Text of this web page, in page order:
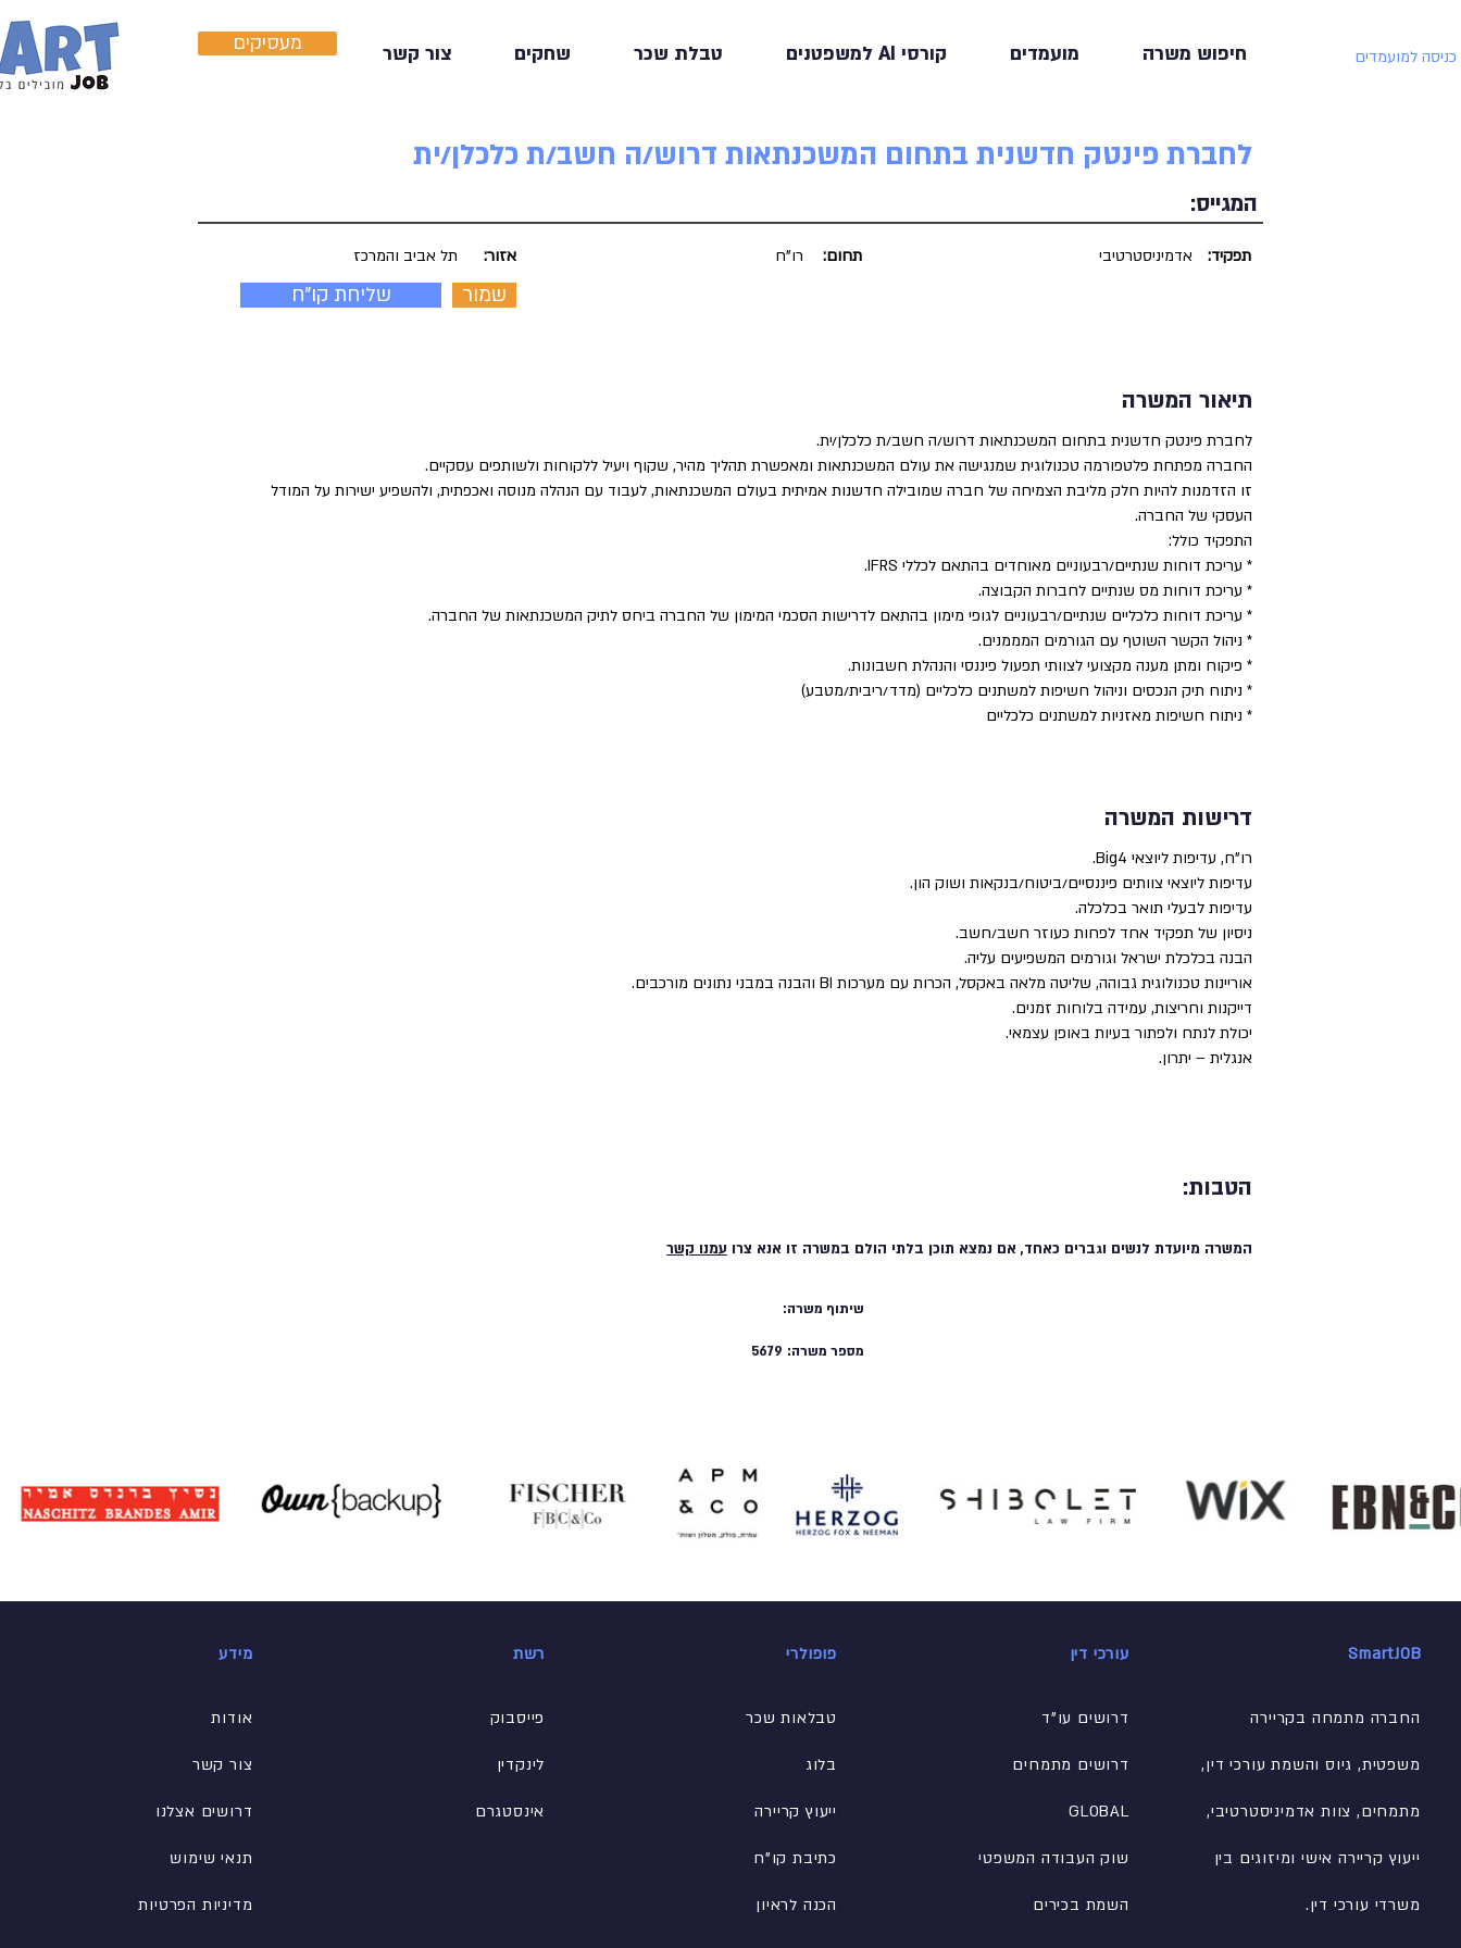
מעסיקים חיפוש משרה מועמדים קורסי AI למשפטנים טבלת שכר שחקים צור קשר כניסה למועמדים
לחברת פינטק חדשנית בתחום המשכנתאות דרוש/ה חשב/ת כלכלן/ית
המגייס:
תל אביב והמרכז אזור:
שליחת קו"ח שמור
רו"ח תחום: אדמיניסטרטיבי תפקיד:
תיאור המשרה
לחברת פינטק חדשנית בתחום המשכנתאות דרוש/ה חשב/ת כלכלן/ית.
החברה מפתחת פלטפורמה טכנולוגית שמנגישה את עולם המשכנתאות ומאפשרת תהליך מהיר, שקוף ויעיל ללקוחות ולשותפים עסקיים.
זו הזדמנות להיות חלק מליבת הצמיחה של חברה שמובילה חדשנות אמיתית בעולם המשכנתאות, לעבוד עם הנהלה מנוסה ואכפתית, ולהשפיע ישירות על המודל
העסקי של החברה.
התפקיד כולל:
* עריכת דוחות שנתיים/רבעוניים מאוחדים בהתאם לכללי IFRS.
* עריכת דוחות מס שנתיים לחברות הקבוצה.
* עריכת דוחות כלכליים שנתיים/רבעוניים לגופי מימון בהתאם לדרישות הסכמי המימון של החברה ביחס לתיק המשכנתאות של החברה.
* ניהול הקשר השוטף עם הגורמים המממנים.
* פיקוח ומתן מענה מקצועי לצוותי תפעול פיננסי והנהלת חשבונות.
* ניתוח תיק הנכסים וניהול חשיפות למשתנים כלכליים (מדד/ריבית/מטבע)
* ניתוח חשיפות מאזניות למשתנים כלכליים
דרישות המשרה
רו"ח, עדיפות ליוצאי Big4.
עדיפות ליוצאי צוותים פיננסיים/ביטוח/בנקאות ושוק הון.
עדיפות לבעלי תואר בכלכלה.
ניסיון של תפקיד אחד לפחות כעוזר חשב/חשב.
הבנה בכלכלת ישראל וגורמים המשפיעים עליה.
אוריינות טכנולוגית גבוהה, שליטה מלאה באקסל, הכרות עם מערכות BI והבנה במבני נתונים מורכבים.
דייקנות וחריצות, עמידה בלוחות זמנים.
יכולת לנתח ולפתור בעיות באופן עצמאי.
אנגלית – יתרון.
הטבות:
המשרה מיועדת לנשים וגברים כאחד, אם נמצא תוכן בלתי הולם במשרה זו אנא צרו עמנו קשר
שיתוף משרה:
5679 מספר משרה:
מידע
אודות
צור קשר
דרושים אצלנו
תנאי שימוש
מדיניות הפרטיות
רשת
פייסבוק
לינקדין
אינסטגרם
פופולרי
טבלאות שכר
בלוג
ייעוץ קריירה
כתיבת קו"ח
הכנה לראיון
עורכי דין
דרושים עו"ד
דרושים מתמחים
GLOBAL
שוק העבודה המשפטי
השמת בכירים
SmartJOB
החברה מתמחה בקריירה
משפטית, גיוס והשמת עורכי דין,
מתמחים, צוות אדמיניסטרטיבי,
ייעוץ קריירה אישי ומיזוגים בין
משרדי עורכי דין.